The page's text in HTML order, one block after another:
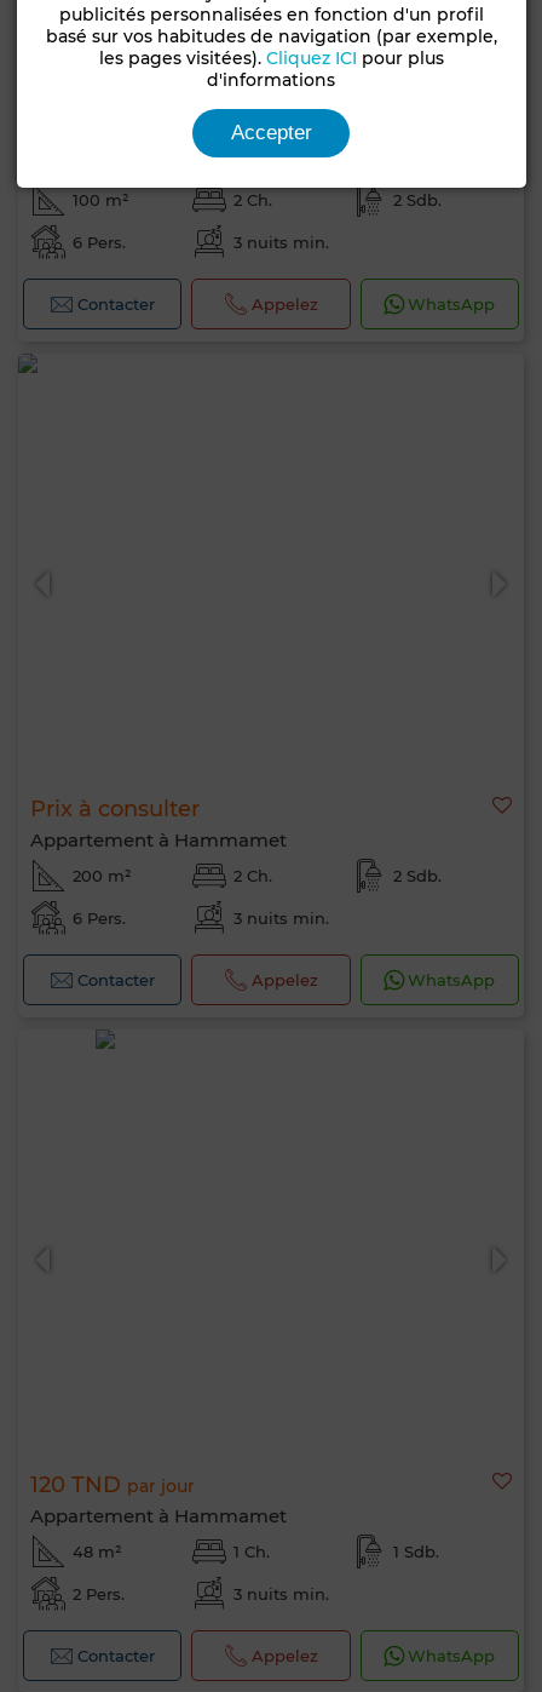
Prix à consulter
Appartement à Hammamet
100 m² 2 Ch. 2 Sdb.
6 Pers. 3 nuits min.
Contacter Appelez WhatsApp
Prix à consulter
Appartement à Hammamet
200 m² 2 Ch. 2 Sdb.
6 Pers. 3 nuits min.
Contacter Appelez WhatsApp
120 TND par jour
Appartement à Hammamet
48 m² 1 Ch. 1 Sdb.
2 Pers. 3 nuits min.
Contacter Appelez WhatsApp
publicités personnalisées en fonction d'un profil
basé sur vos habitudes de navigation (par exemple,
les pages visitées). Cliquez ICI pour plus
d'informations
Accepter